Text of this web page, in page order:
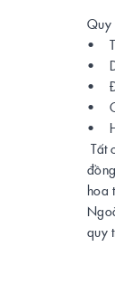
Quy
•
•
•
•
•
Tất
hoa
quy